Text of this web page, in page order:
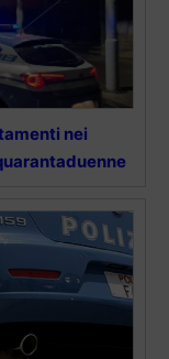
nei